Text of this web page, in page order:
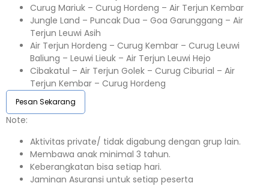
Curug Mariuk – Curug Hordeng – Air Terjun Kembar
Jungle Land – Puncak Dua – Goa Garunggang – Air
Terjun Leuwi Asih
Air Terjun Hordeng – Curug Kembar – Curug Leuwi
Baliung – Leuwi Lieuk – Air Terjun Leuwi Hejo
Cibakatul – Air Terjun Golek – Curug Ciburial – Air
Terjun Kembar – Curug Hordeng
Pesan Sekarang
Note:⁣⁣
Aktivitas private/ tidak digabung dengan grup lain.
Membawa anak minimal 3 tahun.⁣⁣
Keberangkatan bisa setiap hari.⁣⁣
Jaminan Asuransi untuk setiap peserta ⁣⁣